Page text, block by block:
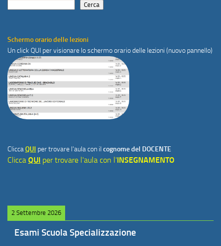
Cerca
Schermo orario delle lezioni
Un click QUI per visionare lo schermo orario delle lezioni (nuovo pannello)
CliccaQUI per trovare l'aula con il cognome del DOCENTE
Clicca QUI per trovare l'aula con l'INSEGNAMENTO
2 Settembre 2026
Esami Scuola Specializzazione